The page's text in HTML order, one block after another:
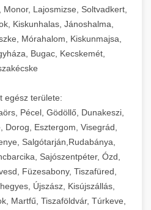
Lajosmizse, Soltvadkert,
Kiskunhalas, Jánoshalma,
Mórahalom, Kiskunmajsa,
Bugac, Kecskemét,
egész területe:
Pécel, Gödöllő, Dunakeszi,
Dorog, Esztergom, Visegrád,
Salgótarján,Rudabánya,
Sajószentpéter, Ózd,
Füzesabony, Tiszafüred,
Újszász, Kisújszállás,
Martfű, Tiszaföldvár, Túrkeve,